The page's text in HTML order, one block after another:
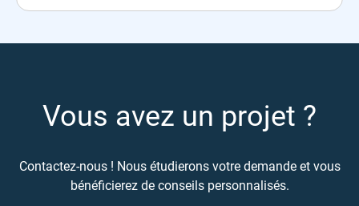
Vous avez un projet ?
Contactez-nous ! Nous étudierons votre demande et vous
bénéficierez de conseils personnalisés.